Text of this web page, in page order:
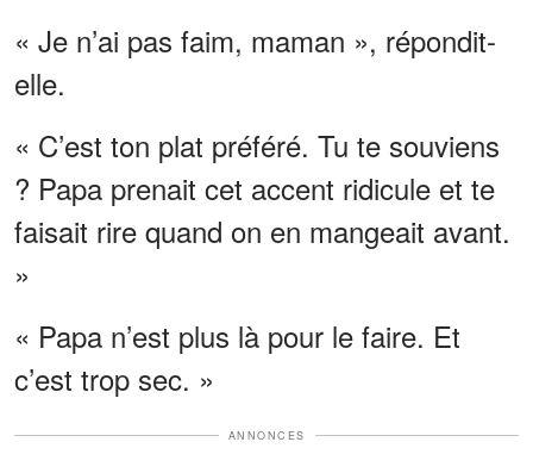
« Je n’ai pas faim, maman », répondit-
elle.
« C’est ton plat préféré. Tu te souviens
? Papa prenait cet accent ridicule et te
faisait rire quand on en mangeait avant.
»
« Papa n’est plus là pour le faire. Et
c’est trop sec. »
ANNONCES